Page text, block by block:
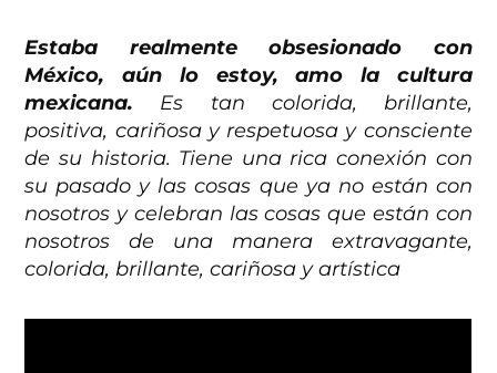
Estaba realmente obsesionado con
México, aún lo estoy, amo la cultura
mexicana. Es tan colorida, brillante,
positiva, cariñosa y respetuosa y consciente
de su historia. Tiene una rica conexión con
su pasado y las cosas que ya no están con
nosotros y celebran las cosas que están con
nosotros de una manera extravagante,
colorida, brillante, cariñosa y artística